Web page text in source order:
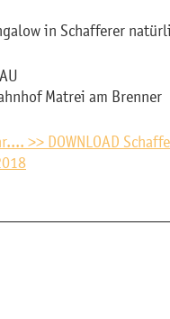
in Schaf­fe­rer
Ma­trei am Bren­ner
>> DOWN­LOAD